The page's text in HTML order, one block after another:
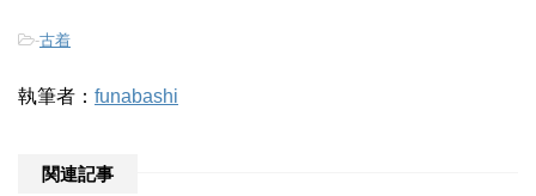
-古着
執筆者： funabashi
関連記事